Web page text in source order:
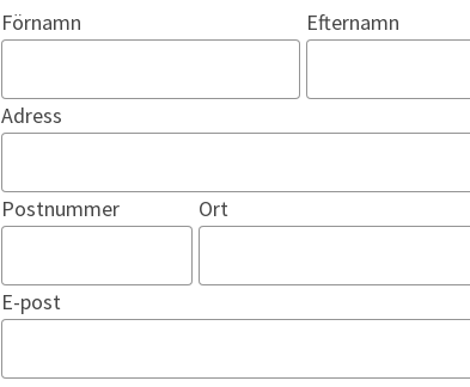
Förnamn Efternamn
Adress
Postnummer Ort
E-post